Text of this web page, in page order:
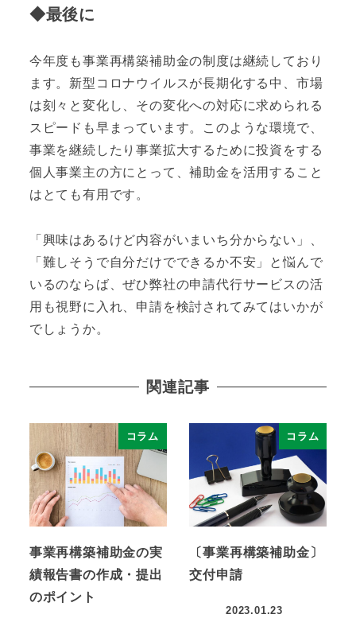
◆最後に
今年度も事業再構築補助金の制度は継続しており
ます。新型コロナウイルスが長期化する中、市場
は刻々と変化し、その変化への対応に求められる
スピードも早まっています。このような環境で、
事業を継続したり事業拡大するために投資をする
個人事業主の方にとって、補助金を活用すること
はとても有用です。
「興味はあるけど内容がいまいち分からない」、
「難しそうで自分だけでできるか不安」と悩んで
いるのならば、ぜひ弊社の申請代行サービスの活
用も視野に入れ、申請を検討されてみてはいかが
でしょうか。
関連記事
コラム
事業再構築補助金の実
績報告書の作成・提出
のポイント
コラム
〔事業再構築補助金〕
交付申請
2023.01.23